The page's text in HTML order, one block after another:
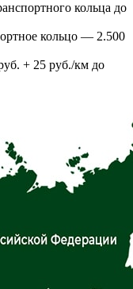
кольца до
кольцо — 2.500
+ 25 руб./км до